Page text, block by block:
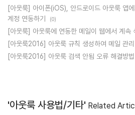
[아웃룩] 아이폰(iOS), 안드로이드 아웃룩 앱
계정 연동하기
(0)
[아웃룩] 아웃룩에 연동한 메일이 웹에서 계속
[아웃룩2016] 아웃룩 규칙 생성하여 메일 관리
[아웃룩2016] 아웃룩 검색 안됨 오류 해결방법
'아웃룩 사용법/기타' Related